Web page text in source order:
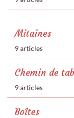
Mitaines
9 articles
Chemin de
9 articles
Boîtes